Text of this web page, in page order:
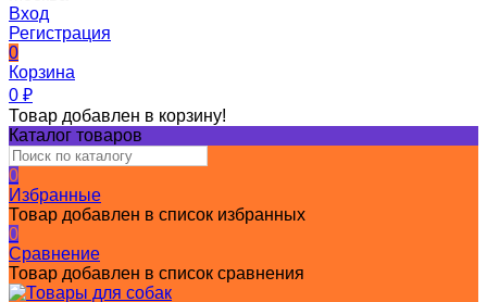
Вход
Регистрация
0
Корзина
0 ₽
Товар добавлен в корзину!
Каталог товаров
0
Избранные
Товар добавлен в список избранных
0
Сравнение
Товар добавлен в список сравнения